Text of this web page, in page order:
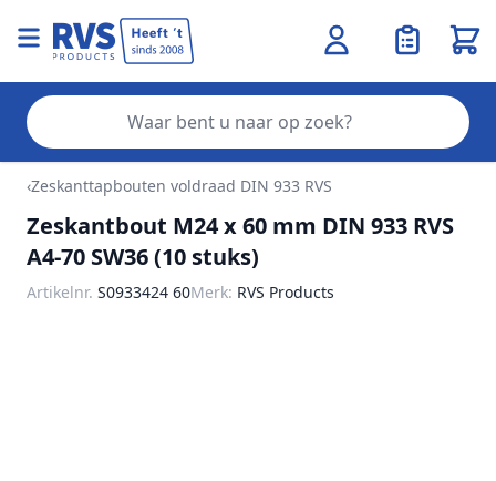
Ga naar de inhoud
‹Zeskanttapbouten voldraad DIN 933 RVS
Zeskantbout M24 x 60 mm DIN 933 RVS
A4-70 SW36 (10 stuks)
Artikelnr. S0933424 60Merk: RVS Products